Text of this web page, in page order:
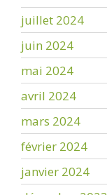
juillet 2024
juin 2024
mai 2024
avril 2024
mars 2024
février 2024
janvier 2024